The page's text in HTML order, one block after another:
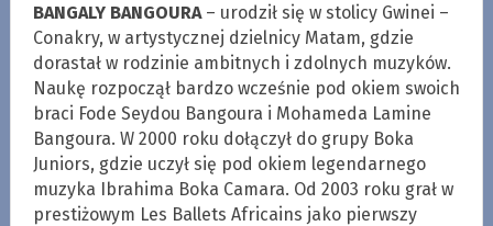
BANGALY BANGOURA– urodził się w stolicy Gwinei –
Conakry, w artystycznej dzielnicy Matam, gdzie
dorastał w rodzinie ambitnych i zdolnych muzyków.
Naukę rozpoczął bardzo wcześnie pod okiem swoich
braci Fode Seydou Bangoura i Mohameda Lamine
Bangoura. W 2000 roku dołączył do grupy Boka
Juniors, gdzie uczył się pod okiem legendarnego
muzyka Ibrahima Boka Camara. Od 2003 roku grał w
prestiżowym Les Ballets Africains jako pierwszy